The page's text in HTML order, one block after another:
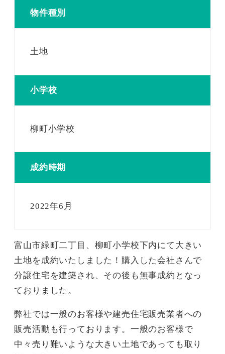
物件種別
土地
小学校
柳町小学校
成約時期
2022年6月
富山市緑町二丁目、柳町小学校下内にて大きい
土地を成約いたしました！購入した会社さんで
分譲住宅を建築され、その後も無事成約となっ
ておりました。
弊社では一般のお客様や建売住宅販売業者への
販売活動も行っております。一般のお客様で
中々売り難いような大きい土地であっても取り